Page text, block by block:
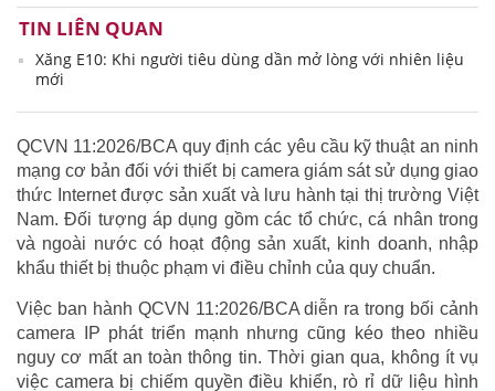
TIN LIÊN QUAN
Xăng E10: Khi người tiêu dùng dần mở lòng với nhiên liệu
mới
QCVN 11:2026/BCA quy định các yêu cầu kỹ thuật an ninh
mạng cơ bản đối với thiết bị camera giám sát sử dụng giao
thức Internet được sản xuất và lưu hành tại thị trường Việt
Nam. Đối tượng áp dụng gồm các tổ chức, cá nhân trong
và ngoài nước có hoạt động sản xuất, kinh doanh, nhập
khẩu thiết bị thuộc phạm vi điều chỉnh của quy chuẩn.
Việc ban hành QCVN 11:2026/BCA diễn ra trong bối cảnh
camera IP phát triển mạnh nhưng cũng kéo theo nhiều
nguy cơ mất an toàn thông tin. Thời gian qua, không ít vụ
việc camera bị chiếm quyền điều khiển, rò rỉ dữ liệu hình